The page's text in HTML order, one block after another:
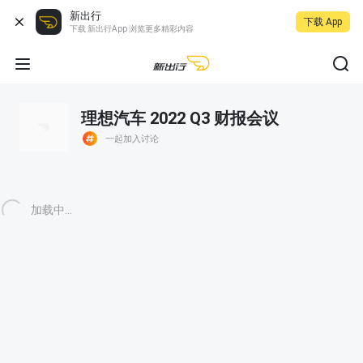
新出行
下载 新出行App 浏览更多精彩内容
下载 App
理想汽车 2022 Q3 财报会议
一起加入讨论
加载中...